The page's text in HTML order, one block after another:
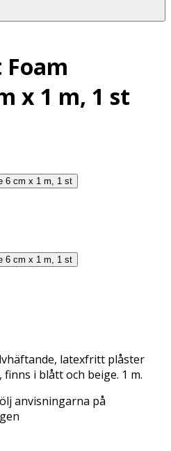
Foam
x 1 m, 1 st
6 cm x 1 m, 1 st
6 cm x 1 m, 1 st
latexfritt plåster
i blått och beige. 1 m.
anvisningarna på